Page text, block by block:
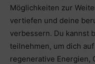
Möglichkeiten zur
vertiefen und deine
verbessern. Du kannst
teilnehmen, um dich
regenerative Energien,